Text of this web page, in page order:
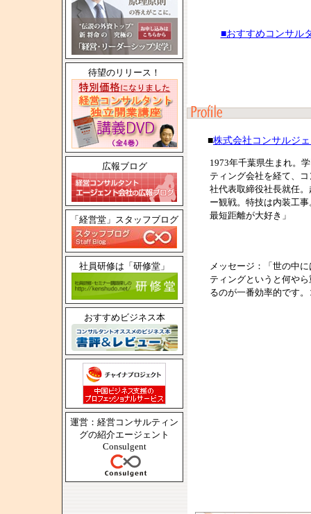
待望のリリース！
広報ブログ
「経営堂」スタッフブログ
社員研修は「研修堂」
おすすめビジネス本
運営：経営コンサルティン
グの紹介エージェント
Consulgent
■おすすめコンサル
■株式会社コンサルジ
1973年千葉県生まれ。
ティング会社を経て、
社代表取締役社長就任
ー観戦。特技は内装工
最短距離が大好き」
メッセージ：「世の中
ティングというと何や
るのが一番効率的です